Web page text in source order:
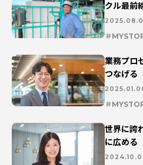
クル最前
業務プロ
つなげる
世界に誇
に広める